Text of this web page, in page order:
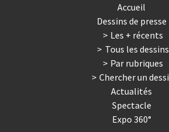
Accueil
Dessins de presse
Les + récents
Tous les dessins
Par rubriques
Chercher un
Actualités
Spectacle
Expo 360°